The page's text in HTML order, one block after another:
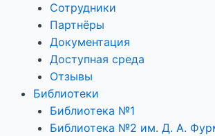
Сотрудники
Партнёры
Документация
Доступная среда
Отзывы
Библиотеки
Библиотека №1
Библиотека №2 им. Д. А.